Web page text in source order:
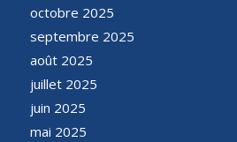
octobre 2025
septembre 2025
août 2025
juillet 2025
juin 2025
mai 2025